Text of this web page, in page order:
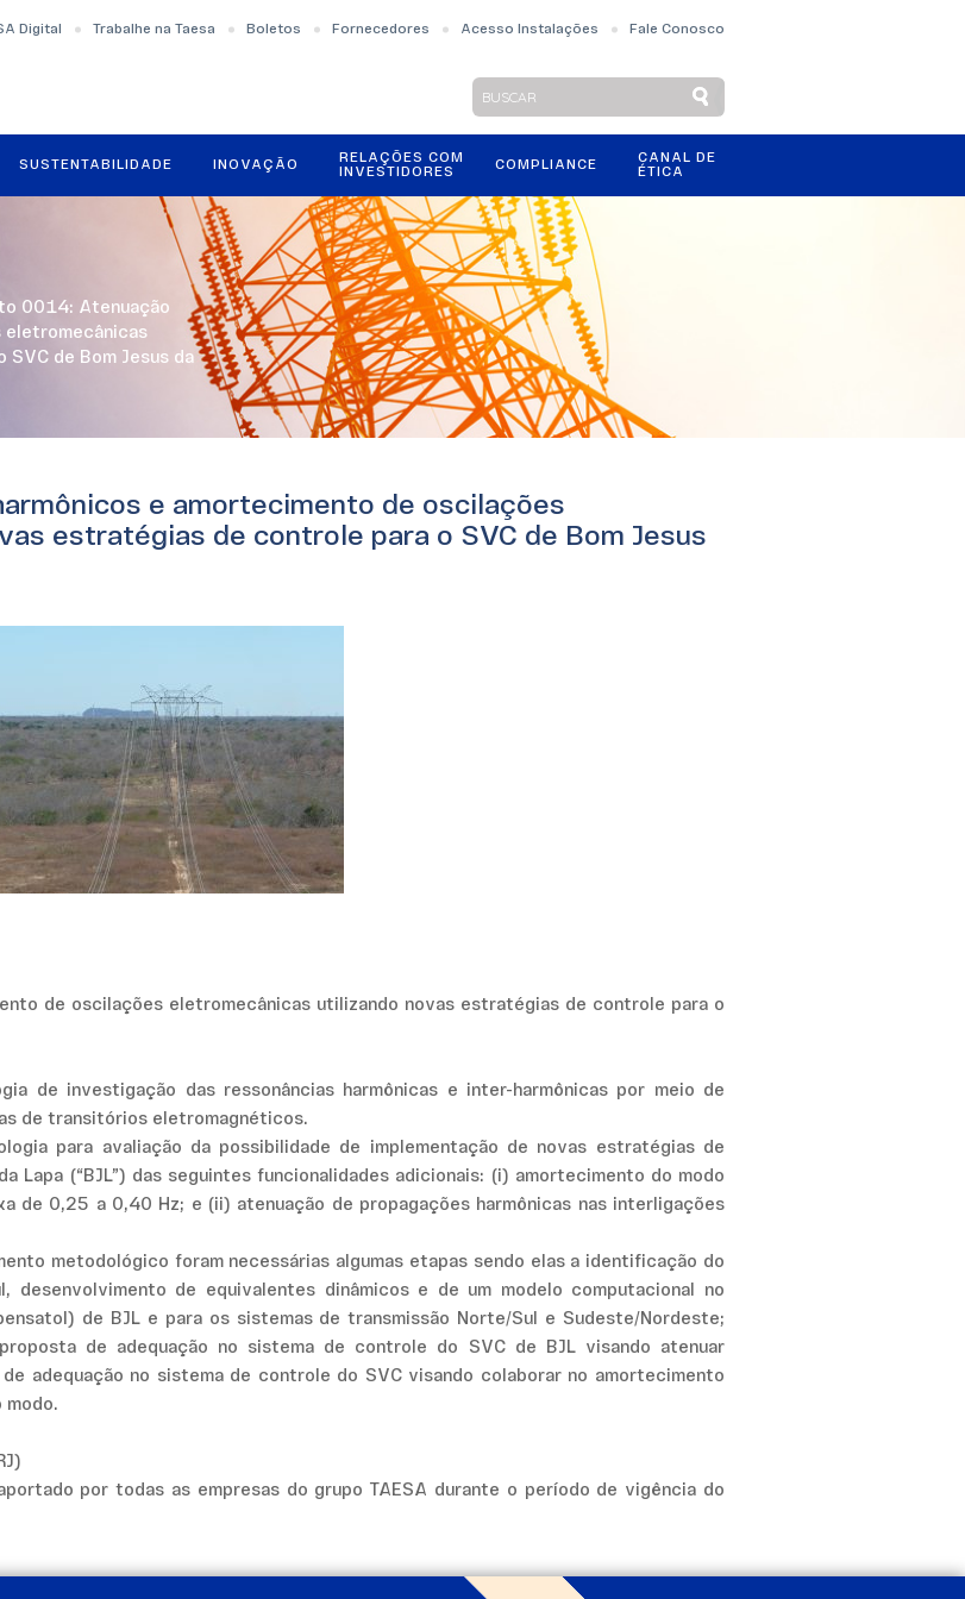
Digital Trabalhe na Taesa Boletos Fornecedores Acesso Instalações Fale Conosco
SUSTENTABILIDADE INOVAÇÃO
RELAÇÕES COM
INVESTIDORES
COMPLIANCE
CANAL DE
ÉTICA
0014: Atenuação
eletromecânicas
de Bom Jesus da
e amortecimento de oscilações
estratégias de controle para o SVC de Bom Jesus
de oscilações eletromecânicas utilizando novas estratégias de controle para o
de investigação das ressonâncias harmônicas e inter-harmônicas por meio de
de transitórios eletromagnéticos.
para avaliação da possibilidade de implementação de novas estratégias de
Lapa (“BJL”) das seguintes funcionalidades adicionais: (i) amortecimento do modo
de 0,25 a 0,40 Hz; e (ii) atenuação de propagações harmônicas nas interligações
metodológico foram necessárias algumas etapas sendo elas a identificação do
desenvolvimento de equivalentes dinâmicos e de um modelo computacional no
de BJL e para os sistemas de transmissão Norte/Sul e Sudeste/Nordeste;
de adequação no sistema de controle do SVC de BJL visando atenuar
adequação no sistema de controle do SVC visando colaborar no amortecimento
modo.
por todas as empresas do grupo TAESA durante o período de vigência do